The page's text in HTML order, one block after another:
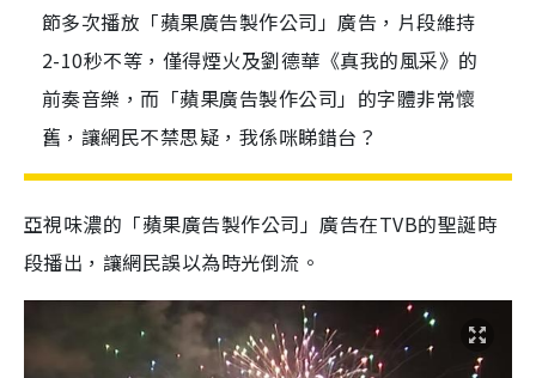
節多次播放「蘋果廣告製作公司」廣告，片段維持
2-10秒不等，僅得煙火及劉德華《真我的風采》的
前奏音樂，而「蘋果廣告製作公司」的字體非常懷
舊，讓網民不禁思疑，我係咪睇錯台？
亞視味濃的「蘋果廣告製作公司」廣告在TVB的聖誕時
段播出，讓網民誤以為時光倒流。